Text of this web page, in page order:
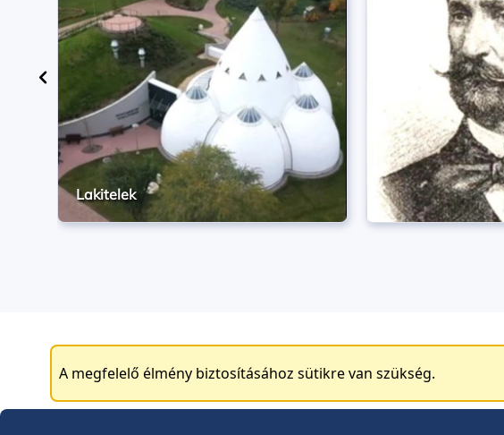
Lakitelek
A megfelelő élmény biztosításához sütikre van szükség.